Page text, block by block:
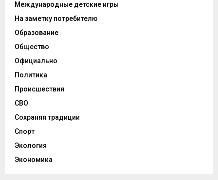
Международные детские игры
На заметку потребителю
Образование
Общество
Официально
Политика
Происшествия
СВО
Сохраняя традиции
Спорт
Экология
Экономика